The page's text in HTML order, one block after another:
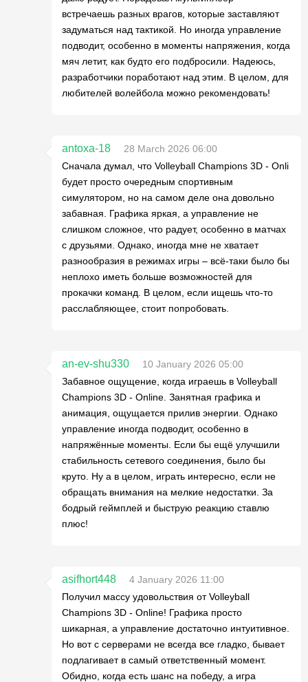
встречаешь разных врагов, которые заставляют
задуматься над тактикой. Но иногда управление
подводит, особенно в моменты напряжения, когда
мяч летит, как будто его подбросили. Надеюсь,
разработчики поработают над этим. В целом, для
любителей волейбола можно рекомендовать!
antoxa-18
28 March 2026 06:00
Сначала думал, что Volleyball Champions 3D - Onli
будет просто очередным спортивным
симулятором, но на самом деле она довольно
забавная. Графика яркая, а управление не
слишком сложное, что радует, особенно в матчах
с друзьями. Однако, иногда мне не хватает
разнообразия в режимах игры – всё-таки было бы
неплохо иметь больше возможностей для
прокачки команд. В целом, если ищешь что-то
расслабляющее, стоит попробовать.
an-ev-shu330
10 January 2026 05:00
Забавное ощущение, когда играешь в Volleyball
Champions 3D - Online. Занятная графика и
анимация, ощущается прилив энергии. Однако
управление иногда подводит, особенно в
напряжённые моменты. Если бы ещё улучшили
стабильность сетевого соединения, было бы
круто. Ну а в целом, играть интересно, если не
обращать внимания на мелкие недостатки. За
бодрый геймплей и быструю реакцию ставлю
плюс!
asifhort448
4 January 2026 11:00
Получил массу удовольствия от Volleyball
Champions 3D - Online! Графика просто
шикарная, а управление достаточно интуитивное.
Но вот с серверами не всегда все гладко, бывает
подлагивает в самый ответственный момент.
Обидно, когда есть шанс на победу, а игра